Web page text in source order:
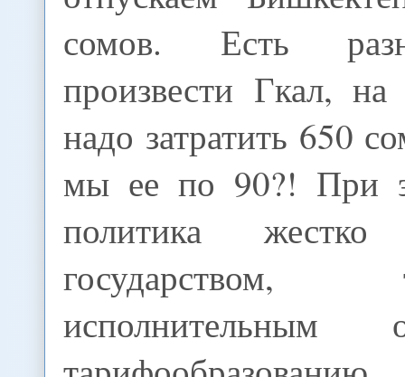
сомов. Есть
произвести Гкал,
надо затратить 650
мы ее по 90?! При
политика жестко